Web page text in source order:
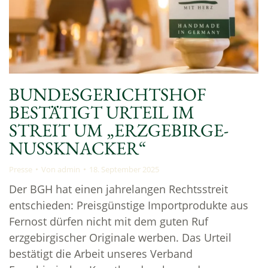
BUNDESGERICHTSHOF
BESTÄTIGT URTEIL IM
STREIT UM „ERZGEBIRGE-
NUSSKNACKER“
Presse Von admin 18. September 2025
Der BGH hat einen jahrelangen Rechtsstreit
entschieden: Preisgünstige Importprodukte aus
Fernost dürfen nicht mit dem guten Ruf
erzgebirgischer Originale werben. Das Urteil
bestätigt die Arbeit unseres Verband